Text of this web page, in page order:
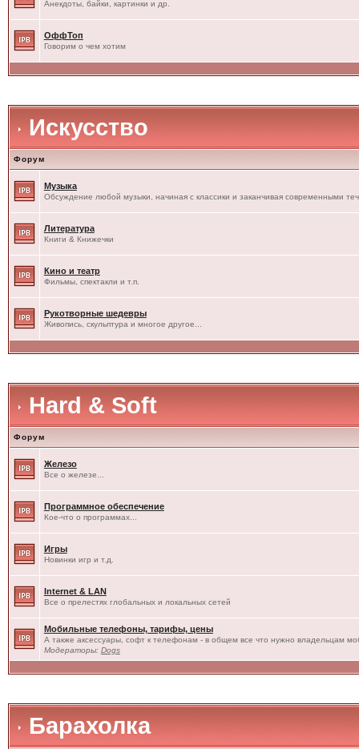
Анекдоты, байки, картинки и др.
ОффТоп
Говорим о чем хотим
Искусство
Форум
Музыка
Обсуждение любой музыки, начиная с классики и заканчивая современными
Литература
Книги & Книжечки
Кино и театр
Фильмы, спектакли и т.п.
Рукотворные шедевры
Живопись, скульптура и многое другое...
Hard & Soft
Форум
Железо
Все о железе...
Программное обеспечение
Кое-что о программах...
Игры
Новинки игр и т.д.
Internet & LAN
Все о прелестях глобальных и локальных сетей
Мобильные телефоны, тарифы, цены
А также аксессуары, софт к телефонам - в общем все что нужно владельцам
Модераторы: Dogs
Барахолка